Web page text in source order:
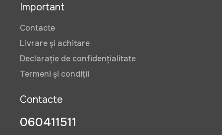
Important
Contacte
Livrare și achitare
Declarație de confidențialitate
Termeni și condiții
Contacte
060411511